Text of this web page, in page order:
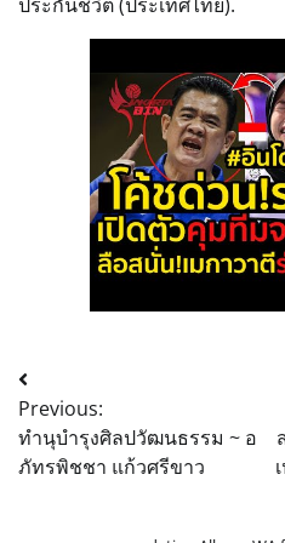
Post
navigation
Previous:
ทำนุบำรุงศิลปวัฒนธรรม ~ อ
ภัทรพิชชา แก้วศรีขาว